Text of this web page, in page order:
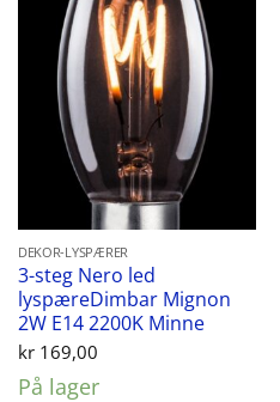
DEKOR-LYSPÆRER
3-steg Nero led
lyspæreDimbar Mignon
2W E14 2200K Minne
kr169,00
På lager